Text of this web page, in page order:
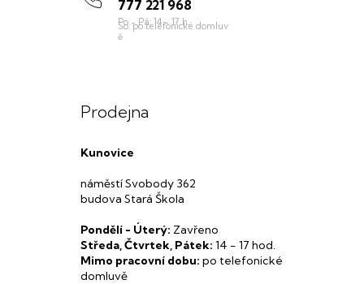
777 221 968
Prodejna
Kunovice
náměstí Svobody 362
budova Stará Škola
Pondělí - Úterý: Zavřeno
Středa, Čtvrtek, Pátek: 14 - 17 hod.
Mimo pracovní dobu: po telefonické
domluvě